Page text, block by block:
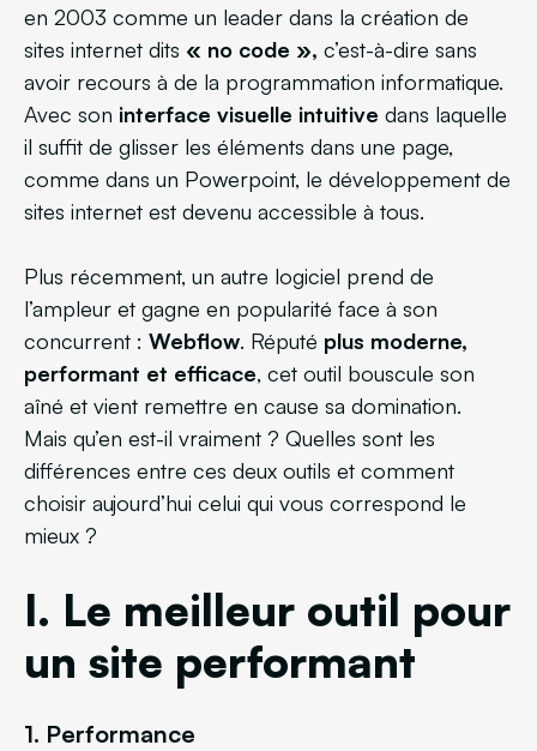
en 2003 comme un leader dans la création de
sites internet dits « no code », c’est-à-dire sans
avoir recours à de la programmation informatique.
Avec son interface visuelle intuitive dans laquelle
il suffit de glisser les éléments dans une page,
comme dans un Powerpoint, le développement de
sites internet est devenu accessible à tous.
Plus récemment, un autre logiciel prend de
l’ampleur et gagne en popularité face à son
concurrent : Webflow. Réputé plus moderne,
performant et efficace, cet outil bouscule son
aîné et vient remettre en cause sa domination.
Mais qu’en est-il vraiment ? Quelles sont les
différences entre ces deux outils et comment
choisir aujourd’hui celui qui vous correspond le
mieux ?
I. Le meilleur outil pour
un site performant
1. Performance